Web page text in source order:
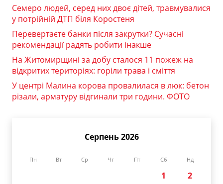
Семеро людей, серед них двоє дітей, травмувалися
у потрійній ДТП біля Коростеня
Перевертаєте банки після закрутки? Сучасні
рекомендації радять робити інакше
На Житомирщині за добу сталося 11 пожеж на
відкритих територіях: горіли трава і сміття
У центрі Малина корова провалилася в люк: бетон
різали, арматуру відгинали три години. ФОТО
Серпень 2026
Пн Вт Ср Чт Пт Сб Нд
1
2